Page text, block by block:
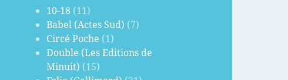
10-18 (11)
Babel (Actes Sud) (7)
Circé Poche (1)
Double (Les Editions de
Minuit) (15)